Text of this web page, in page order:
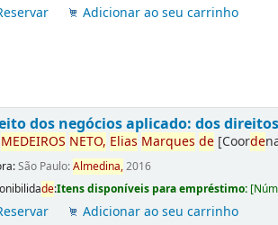
Adicionar ao seu carrinho
dos negócios aplicado: dos
MEDEIROS NETO, Elias Marques de [Coorde
São Paulo:Almedina,2016
de:Itens disponíveis para empréstimo: [
Adicionar ao seu carrinho